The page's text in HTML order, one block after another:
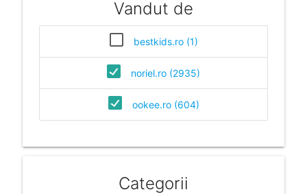
Vandut de
bestkids.ro (1)
noriel.ro (2935)
ookee.ro (604)
Categorii